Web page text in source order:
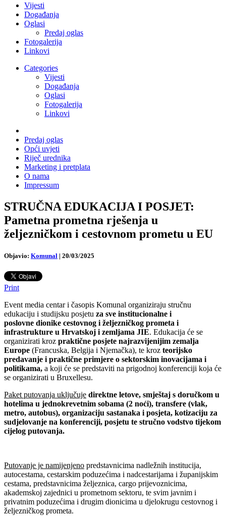
Vijesti
Događanja
Oglasi
Predaj oglas
Fotogalerija
Linkovi
Categories
Vijesti
Događanja
Oglasi
Fotogalerija
Linkovi
Predaj oglas
Opći uvjeti
Riječ urednika
Marketing i pretplata
O nama
Impressum
STRUČNA EDUKACIJA I POSJET:
Pametna prometna rješenja u
željezničkom i cestovnom prometu u EU
Objavio: Komunal | 20/03/2025
Print
Event media centar i časopis Komunal organiziraju stručnu
edukaciju i studijsku posjetu za sve institucionalne i
poslovne dionike cestovnog i željezničkog prometa i
infrastrukture u Hrvatskoj i zemljama JIE. Edukacija će se
organizirati kroz praktične posjete najrazvijenijim zemalja
Europe (Francuska, Belgija i Njemačka), te kroz teorijsko
predavanje i praktične primjere o sektorskim inovacijama i
politikama, a koji će se predstaviti na prigodnoj konferenciji koja će
se organizirati u Bruxellesu.
Paket putovanja uključuje direktne letove, smještaj s doručkom u
hotelima u jednokrevetnim sobama (2 noći), transfere (vlak,
metro, autobus), organizaciju sastanaka i posjeta, kotizaciju za
sudjelovanje na konferenciji, posjetu te stručno vodstvo tijekom
cijelog putovanja.
Putovanje je namijenjeno predstavnicima nadležnih institucija,
autocestama, cestarskim poduzećima i nadcestarijama i županijskim
cestama, predstavnicima željeznica, cargo prijevoznicima,
akademskoj zajednici u prometnom sektoru, te svim javnim i
privatnim poduzećima i drugim dionicima u djelokrugu cestovnog i
željezničkog prometa.